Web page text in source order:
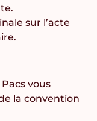
sur l’acte
vous
la convention